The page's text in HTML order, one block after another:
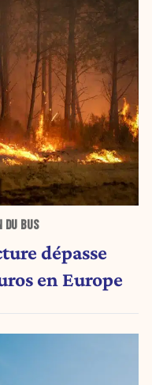
DU BUS
dépasse
en Europe